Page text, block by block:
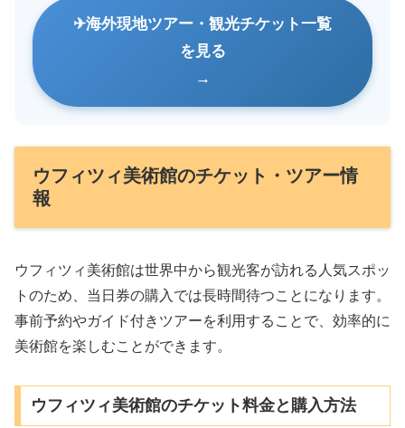
海外現地ツアー・観光チケット一覧
を見る
ウフィツィ美術館のチケット・ツアー情
報
ウフィツィ美術館は世界中から観光客が訪れる人気スポッ
トのため、当日券の購入では長時間待つことになります。
事前予約やガイド付きツアーを利用することで、効率的に
美術館を楽しむことができます。
ウフィツィ美術館のチケット料金と購入方法